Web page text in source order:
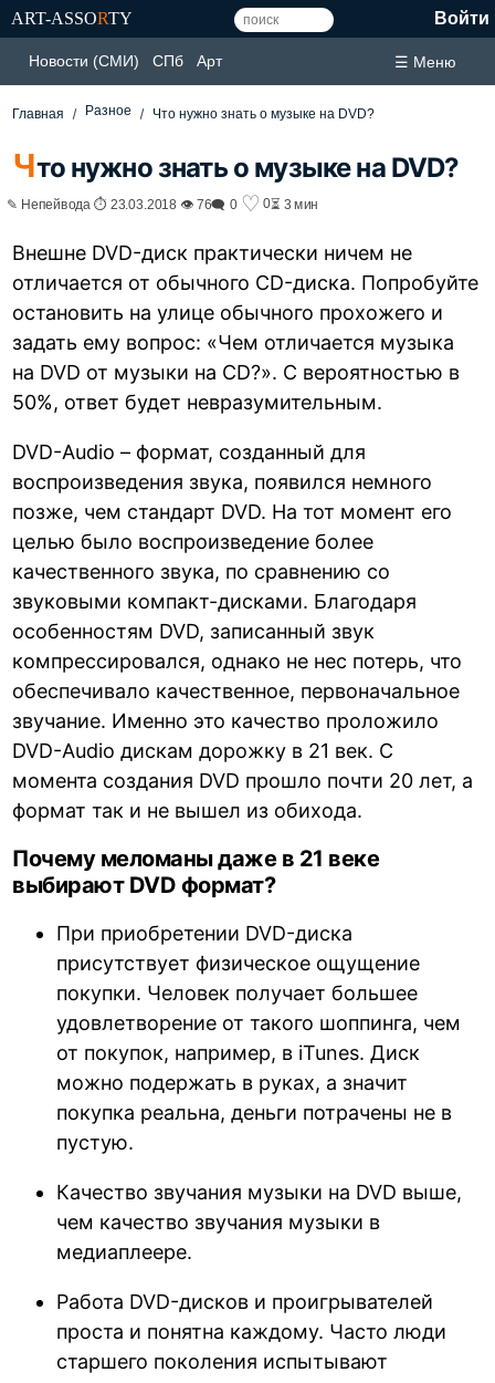
ART-ASSORTY Войти
Новости (СМИ) СПб Арт ☰ Меню
Главная Разное Что нужно знать о музыке на DVD?
Что нужно знать о музыке на DVD?
✎ Непейвода ⏱ 23.03.2018 👁 76🗨 0 ♡ 0⏳ 3 мин
Внешне DVD-диск практически ничем не
отличается от обычного CD-диска. Попробуйте
остановить на улице обычного прохожего и
задать ему вопрос: «Чем отличается музыка
на DVD от музыки на CD?». С вероятностью в
50%, ответ будет невразумительным.
DVD-Audio – формат, созданный для
воспроизведения звука, появился немного
позже, чем стандарт DVD. На тот момент его
целью было воспроизведение более
качественного звука, по сравнению со
звуковыми компакт-дисками. Благодаря
особенностям DVD, записанный звук
компрессировался, однако не нес потерь, что
обеспечивало качественное, первоначальное
звучание. Именно это качество проложило
DVD-Audio дискам дорожку в 21 век. С
момента создания DVD прошло почти 20 лет, а
формат так и не вышел из обихода.
Почему меломаны даже в 21 веке
выбирают DVD формат?
При приобретении DVD-диска
присутствует физическое ощущение
покупки. Человек получает большее
удовлетворение от такого шоппинга, чем
от покупок, например, в iTunes. Диск
можно подержать в руках, а значит
покупка реальна, деньги потрачены не в
пустую.
Качество звучания музыки на DVD выше,
чем качество звучания музыки в
медиаплеере.
Работа DVD-дисков и проигрывателей
проста и понятна каждому. Часто люди
старшего поколения испытывают